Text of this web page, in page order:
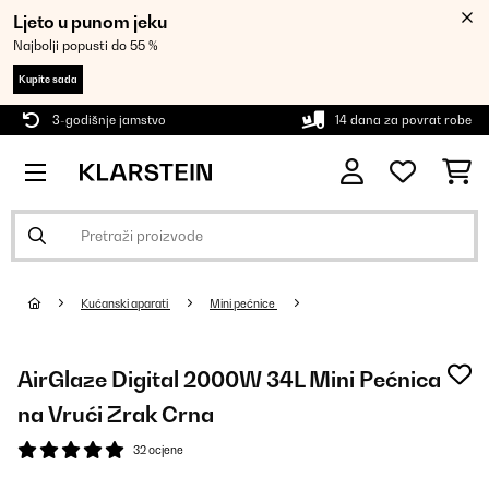
Ljeto u punom jeku
Najbolji popusti do 55 %
Kupite sada
3-godišnje jamstvo 14 dana za povrat robe
Kućanski aparati Mini pećnice
AirGlaze Digital 2000W 34L Mini Pećnica
na Vrući Zrak Crna
32 ocjene